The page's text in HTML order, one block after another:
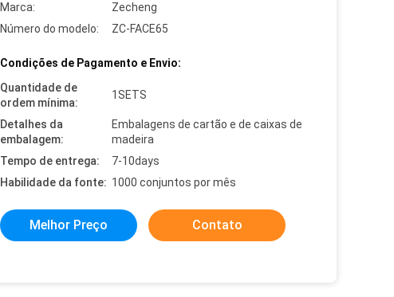
Marca:
Zecheng
Número do modelo:
ZC-FACE65
Condições de Pagamento e Envio:
Quantidade de
ordem mínima:
1SETS
Detalhes da
embalagem:
Embalagens de cartão e de caixas de
madeira
Tempo de entrega:
7-10days
Habilidade da fonte: 1000 conjuntos por mês
Melhor Preço Contato